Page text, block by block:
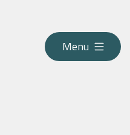
Menu